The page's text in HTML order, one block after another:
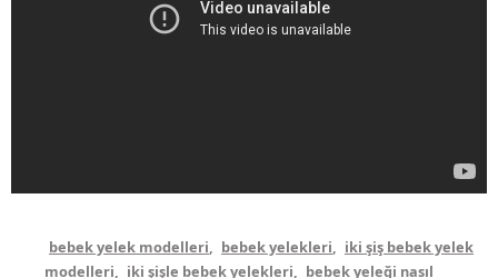
bebek yelek modelleri, bebek yelekleri, iki şiş bebek yelek
modelleri, iki şişle bebek yelekleri, bebek yeleği nasıl